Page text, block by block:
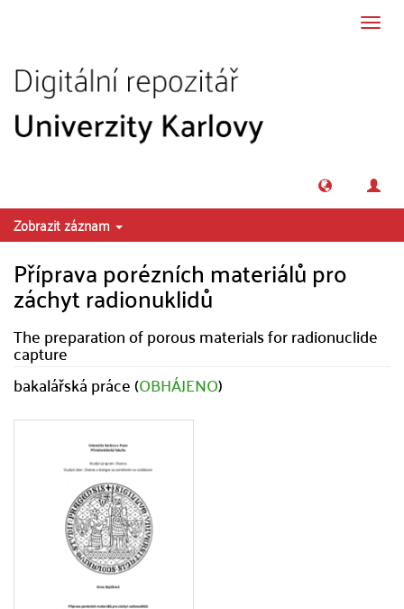
Zobrazit záznam
Příprava porézních materiálů pro
záchyt radionuklidů
The preparation of porous materials for radionuclide
capture
bakalářská práce (OBHÁJENO)